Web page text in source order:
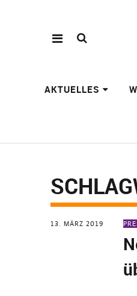
AKTUELLES
13. MÄRZ 2019